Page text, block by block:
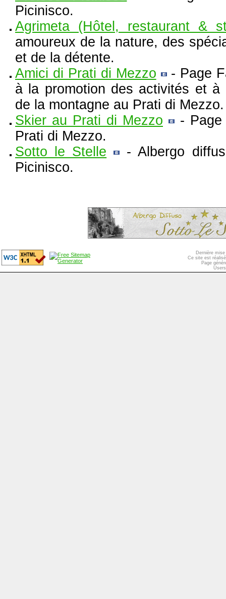
Picinisco.
Agrimeta (Hôtel, restaurant &
amoureux de la nature, des
et de la détente.
Amici di Prati di Mezzo
- Page
à la promotion des activités et
de la montagne au Prati di Mezzo.
Skier au Prati di Mezzo
-
Prati di Mezzo.
Sotto le Stelle
- Albergo
Picinisco.
Dernière
Ce site est
Page